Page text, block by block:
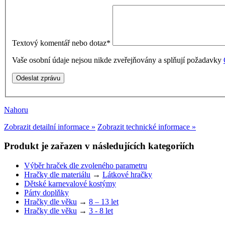
Textový komentář nebo dotaz*
Vaše osobní údaje nejsou nikde zveřejňovány a splňují požadavky
Nahoru
Zobrazit detailní informace » Zobrazit technické informace »
Produkt je zařazen v následujících kategoriích
Výběr hraček dle zvoleného parametru
Hračky dle materiálu → Látkové hračky
Dětské karnevalové kostýmy
Párty doplňky
Hračky dle věku → 8 – 13 let
Hračky dle věku → 3 - 8 let